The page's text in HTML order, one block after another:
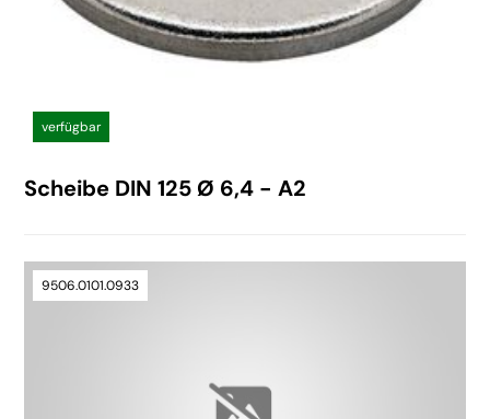
verfügbar
Scheibe DIN 125 Ø 6,4 - A2
9506.0101.0933